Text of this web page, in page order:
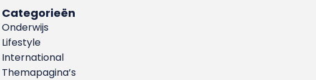
Categorieën
Onderwijs
Lifestyle
International
Themapagina’s